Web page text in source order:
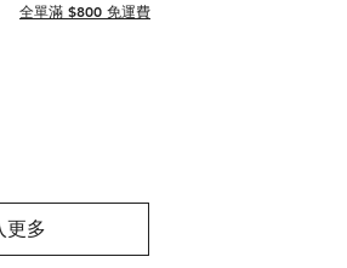
全單滿 $800 免運費
更多